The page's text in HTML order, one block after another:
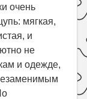
очень
мягкая,
и
не
и одежде,